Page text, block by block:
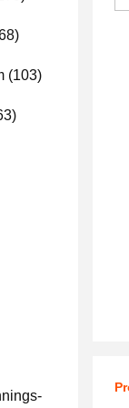
(103)